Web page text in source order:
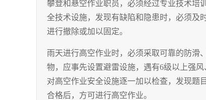
攀登和悬空作业职员，必须经过专业技术培
全技术设施，发现有缺陷和隐患时，必须及
进行撤除或加以固定。
雨天进行高空作业时，必须采取可靠的防滑
物，应事先设置避雷设施，遇有6级以上强
对高空作业安全设施逐一加以检查，发现题
合格后，方可进行高空作业。